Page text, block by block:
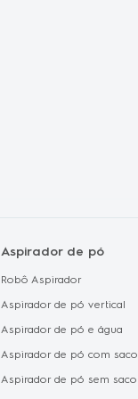
Aspirador de pó
Robô Aspirador
Aspirador de pó vertical
Aspirador de pó e água
Aspirador de pó com saco
Aspirador de pó sem saco